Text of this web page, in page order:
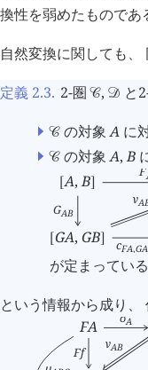
換性を弱めたものであ
自然変換に関しても、
定義 2.3. 2-圏󰒚, 󰒛 と
󰒚 の対象A に
󰒚 の対象A, B
[A, B
GA, GB
F
GAB
cFA,GA
νA
が定まっている
という情報から成り
FA σA
Ff
νAB